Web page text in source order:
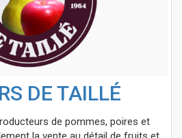
DE TAILLÉ
de pommes, poires et